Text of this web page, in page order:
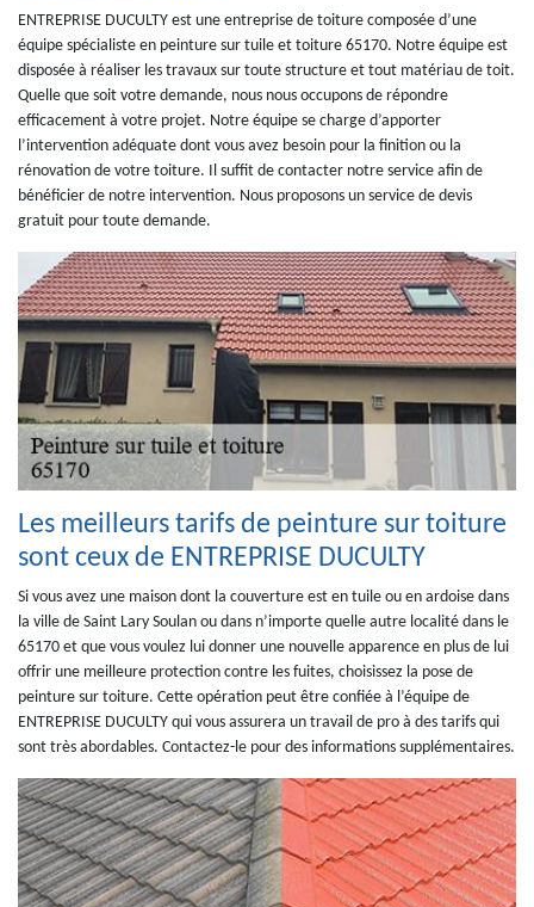
ENTREPRISE DUCULTY est une entreprise de toiture composée d’une
équipe spécialiste en peinture sur tuile et toiture 65170. Notre équipe est
disposée à réaliser les travaux sur toute structure et tout matériau de toit.
Quelle que soit votre demande, nous nous occupons de répondre
efficacement à votre projet. Notre équipe se charge d’apporter
l’intervention adéquate dont vous avez besoin pour la finition ou la
rénovation de votre toiture. Il suffit de contacter notre service afin de
bénéficier de notre intervention. Nous proposons un service de devis
gratuit pour toute demande.
Les meilleurs tarifs de peinture sur toiture
sont ceux de ENTREPRISE DUCULTY
Si vous avez une maison dont la couverture est en tuile ou en ardoise dans
la ville de Saint Lary Soulan ou dans n’importe quelle autre localité dans le
65170 et que vous voulez lui donner une nouvelle apparence en plus de lui
offrir une meilleure protection contre les fuites, choisissez la pose de
peinture sur toiture. Cette opération peut être confiée à l’équipe de
ENTREPRISE DUCULTY qui vous assurera un travail de pro à des tarifs qui
sont très abordables. Contactez-le pour des informations supplémentaires.